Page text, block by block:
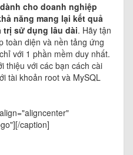
cho doanh nghiệp
năng mang lại kết quả
trị sử dụng lâu dài. Hãy tận
toàn diện và nền tảng ứng
với 1 phần mềm duy nhất.
thiệu với các bạn cách cài
tài khoản root và MySQL
[/caption]